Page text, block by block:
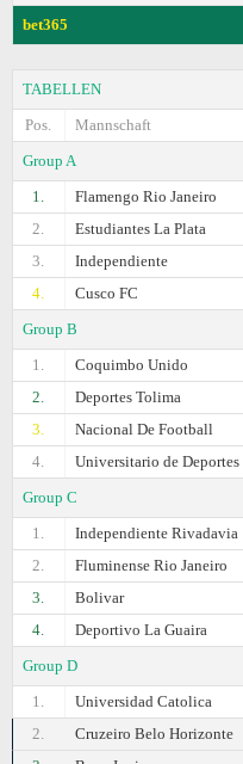
bet365
TABELLEN
Pos.
Mannschaft
Group A
1.
Flamengo Rio Janeiro
2.
Estudiantes La Plata
3.
Independiente
4.
Cusco FC
Group B
1.
Coquimbo Unido
2.
Deportes Tolima
3.
Nacional De Football
4.
Universitario de Deportes
Group C
1.
Independiente Rivadavia
2.
Fluminense Rio Janeiro
3.
Bolivar
4.
Deportivo La Guaira
Group D
1.
Universidad Catolica
2.
Cruzeiro Belo Horizonte